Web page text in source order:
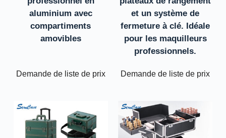
aluminium avec
compartiments
amovibles
Demande de liste de prix
et un système de
fermeture à clé. Idéale
pour les maquilleurs
professionnels.
Demande de liste de prix